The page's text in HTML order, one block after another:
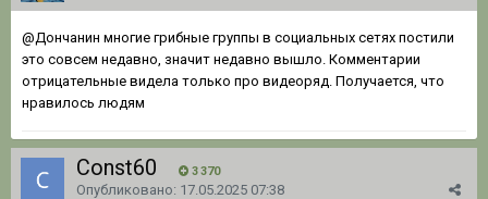
@Дончанин многие грибные группы в социальных сетях постили
это совсем недавно, значит недавно вышло. Комментарии
отрицательные видела только про видеоряд. Получается, что
нравилось людям
Const60 3 370
Опубликовано: 17.05.2025 07:38